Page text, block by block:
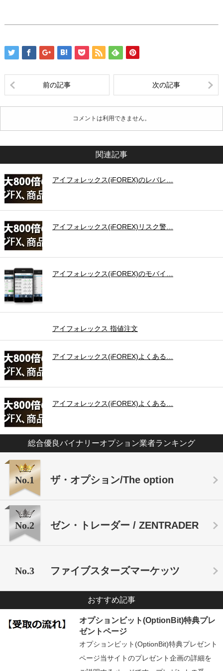
前の記事 次の記事
コメントは利用できません。
関連記事
アイフォレックス(iFOREX)のレバレ…
アイフォレックス(iFOREX)リスク警…
アイフォレックス(iFOREX)のモバイ…
アイフォレックス 指値注文
アイフォレックス(iFOREX)よくある…
アイフォレックス(iFOREX)よくある…
総合優良バイナリーオプション業者ランキング
No.1 ザ・オプション/The option
No.2 ゼン・トレーダー / ZENTRADER
No.3 ファイブスターズマーケッツ
おすすめ記事
オプションビット(OptionBit)特典プレ
ゼントページ
オプションビット(OptionBit)特典プレゼント
ページ当サイトのプレゼント企画の詳細を